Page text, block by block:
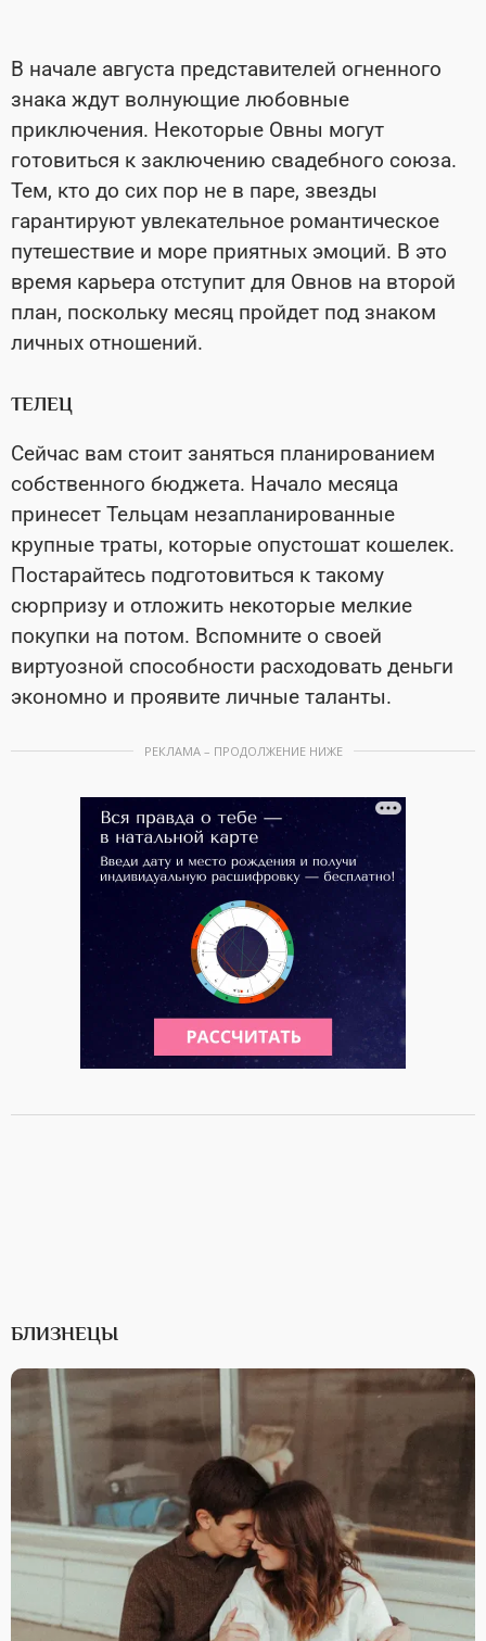
В начале августа представителей огненного
знака ждут волнующие любовные
приключения. Некоторые Овны могут
готовиться к заключению свадебного союза.
Тем, кто до сих пор не в паре, звезды
гарантируют увлекательное романтическое
путешествие и море приятных эмоций. В это
время карьера отступит для Овнов на второй
план, поскольку месяц пройдет под знаком
личных отношений.
ТЕЛЕЦ
Сейчас вам стоит заняться планированием
собственного бюджета. Начало месяца
принесет Тельцам незапланированные
крупные траты, которые опустошат кошелек.
Постарайтесь подготовиться к такому
сюрпризу и отложить некоторые мелкие
покупки на потом. Вспомните о своей
виртуозной способности расходовать деньги
экономно и проявите личные таланты.
РЕКЛАМА – ПРОДОЛЖЕНИЕ НИЖЕ
БЛИЗНЕЦЫ